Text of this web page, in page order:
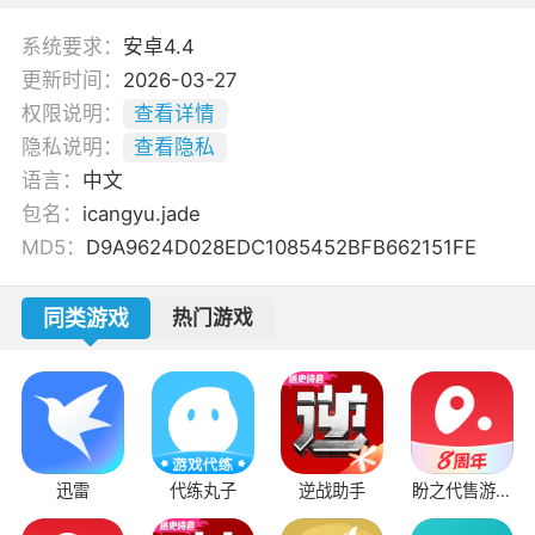
系统要求： 安卓4.4
更新时间： 2026-03-27
权限说明：
查看详情
隐私说明：
查看隐私
语言： 中文
包名： icangyu.jade
MD5： D9A9624D028EDC1085452BFB662151FE
同类游戏 热门游戏
迅雷 代练丸子 逆战助手
盼之代售游戏
交易平台